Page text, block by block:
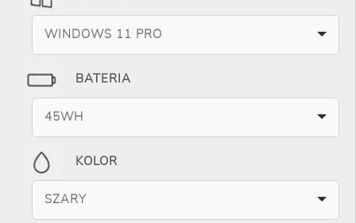
WINDOWS 11 PRO
BATERIA
45WH
KOLOR
SZARY